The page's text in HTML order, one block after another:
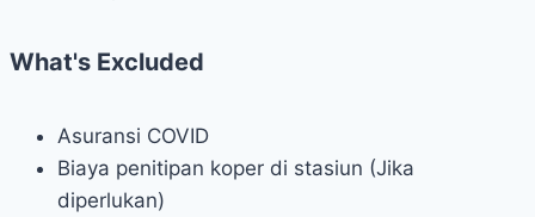
What's Excluded
Asuransi COVID
Biaya penitipan koper di stasiun (Jika
diperlukan)